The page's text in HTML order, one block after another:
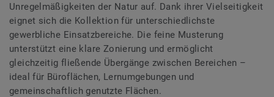
Unregelmäßigkeiten der Natur auf. Dank ihrer Vielseitigkeit
eignet sich die Kollektion für unterschiedlichste
gewerbliche Einsatzbereiche. Die feine Musterung
unterstützt eine klare Zonierung und ermöglicht
gleichzeitig fließende Übergänge zwischen Bereichen –
ideal für Büroflächen, Lernumgebungen und
gemeinschaftlich genutzte Flächen.